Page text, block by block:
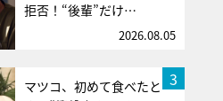
拒否！“後輩”だけ…
2026.08.05
3
マツコ、初めて食べたと